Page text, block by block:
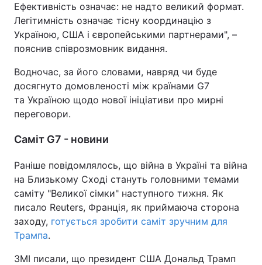
Ефективність означає: не надто великий формат.
Легітимність означає тісну координацію з
Україною, США і європейськими партнерами", –
пояснив співрозмовник видання.
Водночас, за його словами, навряд чи буде
досягнуто домовленості між країнами G7
та Україною щодо нової ініціативи про мирні
переговори.
Саміт G7 - новини
Раніше повідомлялось, що війна в Україні та війна
на Близькому Сході стануть головними темами
саміту "Великої сімки" наступного тижня. Як
писало Reuters, Франція, як приймаюча сторона
заходу, готується зробити саміт зручним для
Трампа.
ЗМІ писали, що президент США Дональд Трамп